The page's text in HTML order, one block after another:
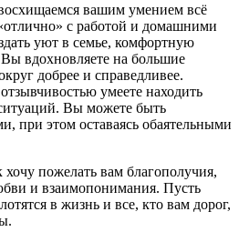
вашим умением всё
с работой и домашними
уют в семье, комфортную
вдохновляете на большие
добрее и справедливее.
умеете находить
Вы можете быть
при этом оставаясь обаятельными
пожелать вам благополучия,
и взаимопонимания. Пусть
в жизнь и все, кто вам дорог,